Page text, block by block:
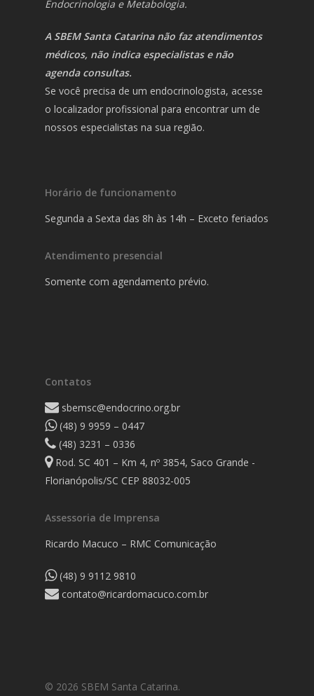
Endocrinologia e Metabologia.
A SBEM Santa Catarina não faz atendimentos
médicos, não indica especialistas e não
agenda consultas.
Se você precisa de um endocrinologista, acesse
o localizador profissional para encontrar um de
nossos especialistas na sua região.
Horário de funcionamento
Segunda a Sexta das 8h às 14h – Exceto feriados
Atendimento presencial
Somente com agendamento prévio.
Contatos
sbemsc@endocrino.org.br
(48) 9 9959 – 0447
(48) 3231 – 0336
Rod. SC 401 – Km 4, nº 3854, Saco Grande -
Florianópolis/SC CEP 88032-005
Assessoria de Imprensa
Ricardo Macuco – RMC Comunicação
(48) 9 9112 9810
contato@ricardomacuco.com.br
© 2026 SBEM Santa Catarina.